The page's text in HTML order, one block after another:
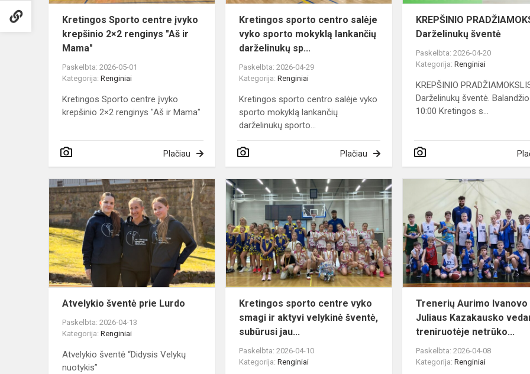
Kretingos Sporto centre įvyko
krepšinio 2×2 renginys "Aš ir
Mama"
Paskelbta: 2026-05-01
Kategorija: Renginiai
Kretingos Sporto centre įvyko
krepšinio 2×2 renginys "Aš ir Mama"
Plačiau
Kretingos sporto centro salėje
vyko sporto mokyklą lankančių
darželinukų sp...
Paskelbta: 2026-04-29
Kategorija:Renginiai
Kretingos sporto centro salėje vyko
sporto mokyklą lankančių
darželinukų sporto...
Plačiau
KREPŠINIO
Darželinukų šventė
Paskelbta: 2026-04-20
Kategorija:Renginiai
KREPŠINIO
Darželinukų šventė.
10:00 Kretingos s...
Atvelykio
šventė
Lurdo
Atvelykio šventė prie Lurdo
Paskelbta: 2026-04-13
Kategorija: Renginiai
Atvelykio šventė “Didysis Velykų
nuotykis”
Kretingos
sporto
centre
vyko
smagi
ir
aktyvi
velykinė
šven...
Kretingos sporto centre vyko
smagi ir aktyvi velykinė šventė,
subūrusi jau...
Paskelbta: 2026-04-10
Kategorija:Renginiai
Trenerių Aurimo
Juliaus Kazakausko
treniruotėje netrūko...
Paskelbta: 2026-04-08
Kategorija:Renginiai